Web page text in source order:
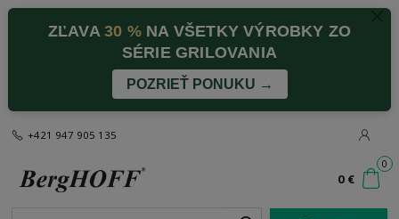
ZĽAVA30 %NA VŠETKY VÝROBKY ZO
SÉRIE GRILOVANIA
POZRIEŤ PONUKU →
+421 947 905 135
0
0 €